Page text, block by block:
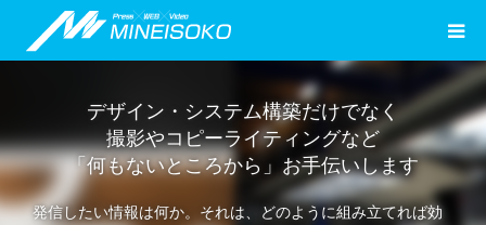
デザイン・システム構築だけでなく
撮影やコピーライティングなど
「何もないところから」お手伝いします
発信したい情報は何か。それは、どのように組み立てれば効